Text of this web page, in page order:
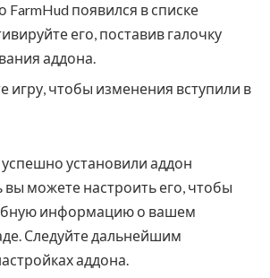
FarmHud появился в списке
его, поставив галочку
аддона.
игру, чтобы изменения вступили в
установили аддон
вы можете настроить его, чтобы
информацию о вашем
Следуйте дальнейшим
аддона.